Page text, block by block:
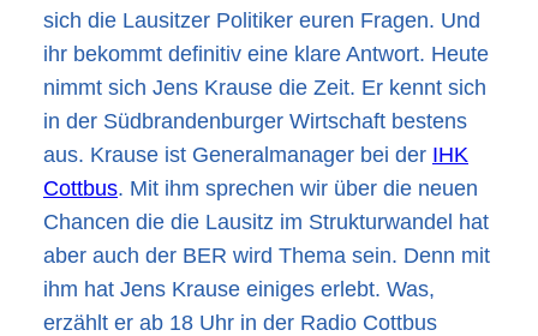
sich die Lausitzer Politiker euren Fragen. Und
ihr bekommt definitiv eine klare Antwort. Heute
nimmt sich Jens Krause die Zeit. Er kennt sich
in der Südbrandenburger Wirtschaft bestens
aus. Krause ist Generalmanager bei der IHK
Cottbus. Mit ihm sprechen wir über die neuen
Chancen die die Lausitz im Strukturwandel hat
aber auch der BER wird Thema sein. Denn mit
ihm hat Jens Krause einiges erlebt. Was,
erzählt er ab 18 Uhr in der Radio Cottbus